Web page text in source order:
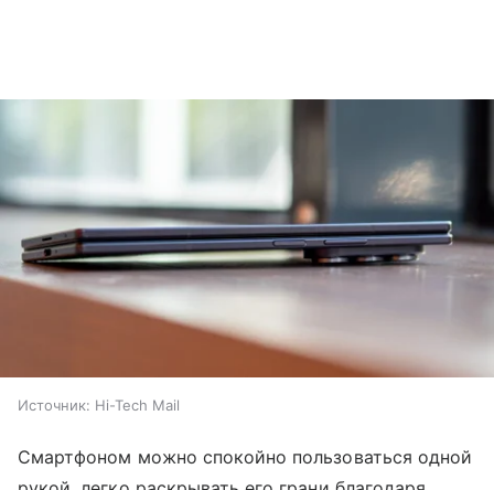
Источник: Hi-Tech Mail
Смартфоном можно спокойно пользоваться одной